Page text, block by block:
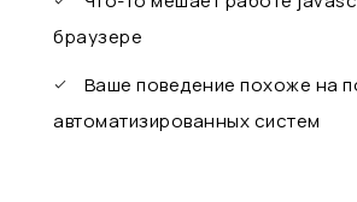
браузере
Ваше поведение похоже на
автоматизированных систем